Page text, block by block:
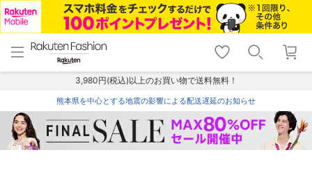
menu home
トップ
shopping_cart lock_outline
ログイン
3,980円(税込)以上のお買い物で送料無料！
熊本県を中心とする地震の影響による配送遅延のお知らせ